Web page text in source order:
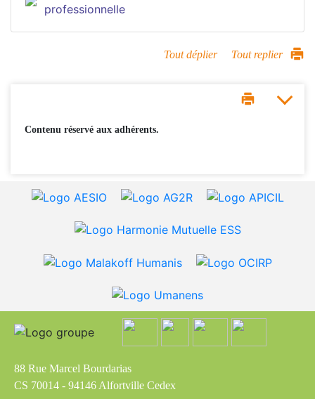
professionnelle
Tout déplier Tout replier
Contenu réservé aux adhérents.
88 Rue Marcel Bourdarias
CS 70014 - 94146 Alfortville Cedex